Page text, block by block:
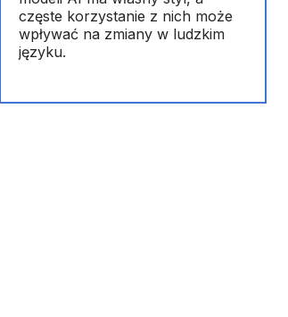
częste korzystanie z nich może
wpływać na zmiany w ludzkim
języku.